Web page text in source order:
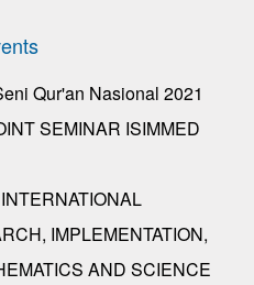
Qur'an Nasional 2021
SEMINAR ISIMMED
IMPLEMENTATION,
AND SCIENCE